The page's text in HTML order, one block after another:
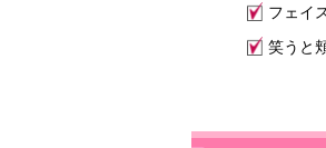
フェイ
笑うと